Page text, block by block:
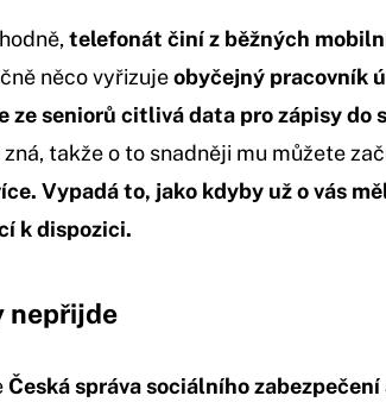
telefonát činí z běžných
něco vyřizujeobyčejný pracovník
ze seniorů citlivá data pro zápisy do
takže o to snadněji mu můžete
Vypadá to, jako kdyby už o vás
k dispozici.
nepřijde
Česká správa sociálního zabezpečení